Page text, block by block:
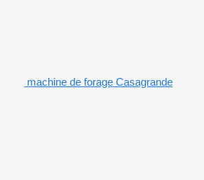
machine de forage Casagrande